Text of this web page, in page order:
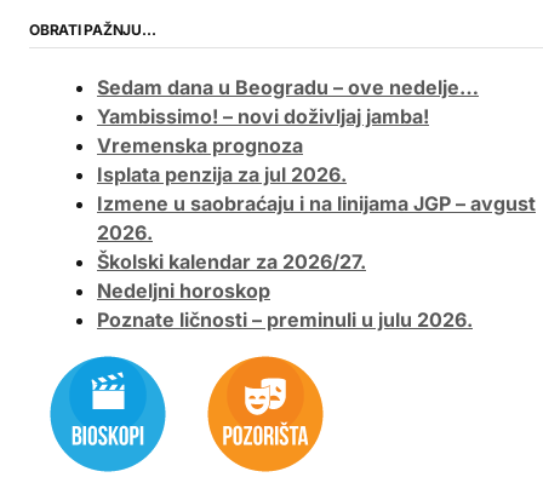
OBRATI PAŽNJU…
Sedam dana u Beogradu – ove nedelje…
Yambissimo! – novi doživljaj jamba!
Vremenska prognoza
Isplata penzija za jul 2026.
Izmene u saobraćaju i na linijama JGP – avgust
2026.
Školski kalendar za 2026/27.
Nedeljni horoskop
Poznate ličnosti – preminuli u julu 2026.